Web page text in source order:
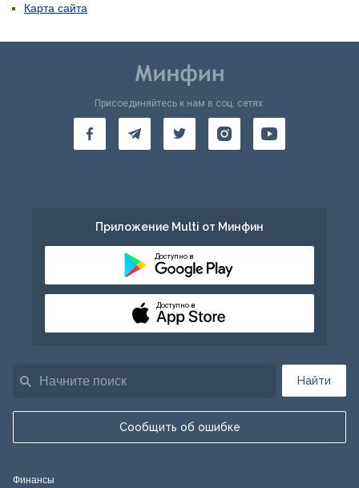
Карта сайта
Найти
Сообщить об ошибке
Присоединяйтесь к нам в соц. сетях:
Приложение Multi от Минфин
Доступно в
Доступно в
Финансы